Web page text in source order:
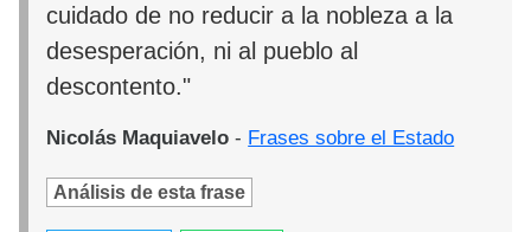
cuidado de no reducir a la nobleza a la
desesperación, ni al pueblo al
descontento."
Nicolás Maquiavelo - Frases sobre el Estado
Análisis de esta frase